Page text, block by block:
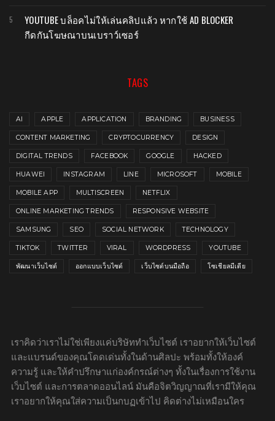
YOUTUBE บล็อคไม่ให้เล่นคลิปแล้ว หากใช้ AD BLOCKER
กีดกันโฆษณาบนเบราว์เซอร์
TAGS
AI APPLE APPLICATION BRANDING BUSINESS
CONTENT MARKETING CRYPTOCURRENCY DESIGN
DIGITAL TRENDS FACEBOOK GOOGLE HACKED
HUAWEI INSTAGRAM LINE MICROSOFT MOBILE
MOBILE APP MULTISCREEN NETFLIX
ONLINE MARKETING TRENDS RESPONSIVE WEBSITE
SAMSUNG SEO SOCIAL NETWORK TECHNOLOGY
TIKTOK TWITTER VIRAL WORDPRESS YOUTUBE
พัฒนาเว็บไซต์ ออกแบบเว็บไซต์ เว็บไซต์บนมือถือ โซเชียลมีเดีย
เราคิดว่าเราไม่ใช่เพียงแค่บริษัททำเว็บไซต์ เราอยากให้เว็บไซต์
และแบรนด์ของคุณโดดเด่นทั้งในด้านศิลปะ พร้อมทั้งให้องค์
ความรู้ และให้คำปรึกษาแก่องค์กรณ์ต่างๆ ทั้งในเรื่องการใช้งาน
เว็บไซต์ และการตลาดออนไลน์ มันคือจิตวิญญาณที่เรามีให้คุณ
เราอยากให้คุณใส่ความเป็นกบฏเข้าไป คิดต่างไม่เหมือนใคร